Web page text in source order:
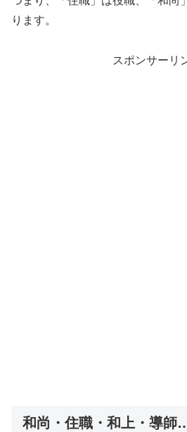
ります。
スポンサーリ
和尚・住職・和上・導師